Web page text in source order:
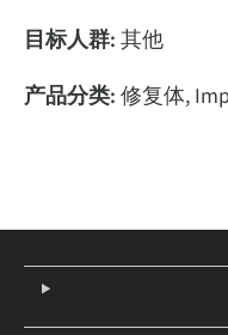
目标人群: 其他
产品分类: 修复体,